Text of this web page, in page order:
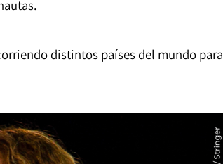
distintos países del mundo para